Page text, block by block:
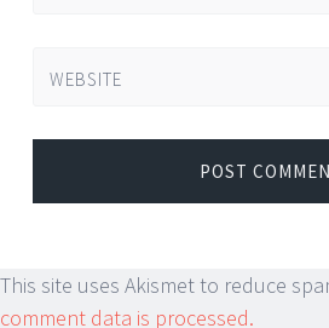
WEBSITE
This site uses Akismet to reduce
comment data is processed.